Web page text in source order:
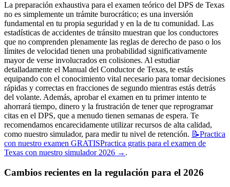
La preparación exhaustiva para el examen teórico del DPS de Texas
no es simplemente un trámite burocrático; es una inversión
fundamental en tu propia seguridad y en la de tu comunidad. Las
estadísticas de accidentes de tránsito muestran que los conductores
que no comprenden plenamente las reglas de derecho de paso o los
límites de velocidad tienen una probabilidad significativamente
mayor de verse involucrados en colisiones. Al estudiar
detalladamente el Manual del Conductor de Texas, te estás
equipando con el conocimiento vital necesario para tomar decisiones
rápidas y correctas en fracciones de segundo mientras estás detrás
del volante. Además, aprobar el examen en tu primer intento te
ahorrará tiempo, dinero y la frustración de tener que reprogramar
citas en el DPS, que a menudo tienen semanas de espera. Te
recomendamos encarecidamente utilizar recursos de alta calidad,
como nuestro simulador, para medir tu nivel de retención. 📝Practica
con nuestro examen GRATISPractica gratis para el examen de
Texas con nuestro simulador 2026 → .
Cambios recientes en la regulación para el 2026